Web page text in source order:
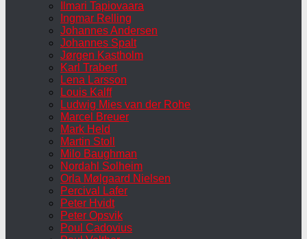
Ilmari Tapiovaara
Ingmar Relling
Johannes Andersen
Johannes Spalt
Jørgen Kastholm
Karl Trabert
Lena Larsson
Louis Kalff
Ludwig Mies van der Rohe
Marcel Breuer
Mark Held
Martin Stoll
Milo Baughman
Nordahl Solheim
Orla Mølgaard Nielsen
Percival Lafer
Peter Hvidt
Peter Opsvik
Poul Cadovius